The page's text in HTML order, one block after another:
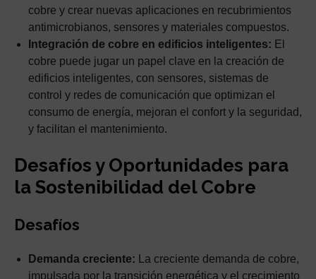
cobre y crear nuevas aplicaciones en recubrimientos
antimicrobianos, sensores y materiales compuestos.
Integración de cobre en edificios inteligentes: El
cobre puede jugar un papel clave en la creación de
edificios inteligentes, con sensores, sistemas de
control y redes de comunicación que optimizan el
consumo de energía, mejoran el confort y la seguridad,
y facilitan el mantenimiento.
Desafíos y Oportunidades para
la Sostenibilidad del Cobre
Desafíos
Demanda creciente: La creciente demanda de cobre,
impulsada por la transición energética y el crecimiento